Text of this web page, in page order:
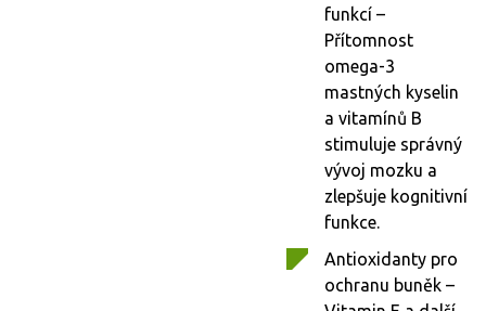
funkcí –
Přítomnost
omega-3
mastných kyselin
a vitamínů B
stimuluje správný
vývoj mozku a
zlepšuje kognitivní
funkce.
Antioxidanty pro
ochranu buněk –